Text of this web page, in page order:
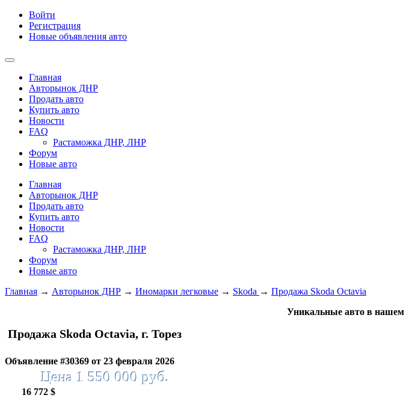
Войти
Регистрация
Новые объявления авто
Главная
Авторынок ДНР
Продать авто
Купить авто
Новости
FAQ
Растаможка ДНР, ЛНР
Форум
Новые авто
Главная
Авторынок ДНР
Продать авто
Купить авто
Новости
FAQ
Растаможка ДНР, ЛНР
Форум
Новые авто
Главная → Авторынок ДНР → Иномарки легковые → Skoda → Продажа Skoda Octavia
Уникальные авто в нашем
Продажа Skoda Octavia, г. Торез
Объявление #30369 от 23 февраля 2026
Цена 1 550 000 руб.
16 772 $